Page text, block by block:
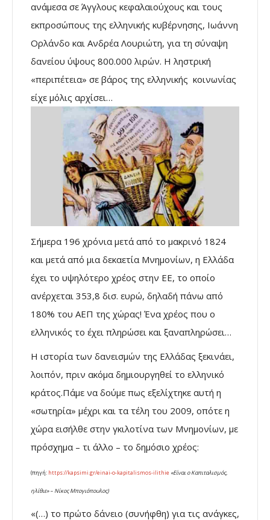
ανάμεσα σε Άγγλους κεφαλαιούχους και τους
εκπροσώπους της ελληνικής κυβέρνησης, Ιωάννη
Ορλάνδο και Ανδρέα Λουριώτη, για τη σύναψη
δανείου ύψους 800.000 λιρών. Η ληστρική
«περιπέτεια» σε βάρος της ελληνικής κοινωνίας
είχε μόλις αρχίσει…
Σήμερα 196 χρόνια μετά από το μακρινό 1824
και μετά από μια δεκαετία Μνημονίων, η Ελλάδα
έχει το υψηλότερο χρέος στην ΕΕ, το οποίο
ανέρχεται 353,8 δισ. ευρώ, δηλαδή πάνω από
180% του ΑΕΠ της χώρας! Ένα χρέος που ο
ελληνικός το έχει πληρώσει και ξαναπληρώσει…
Η ιστορία των δανεισµών της Ελλάδας ξεκινάει,
λοιπόν, πριν ακόµα δηµιουργηθεί το ελληνικό
κράτος.Πάμε να δούμε πως εξελίχτηκε αυτή η
«σωτηρία» μέχρι και τα τέλη του 2009, οπότε η
χώρα εισήλθε στην γκιλοτίνα των Μνημονίων, με
πρόσχημα – τι άλλο – το δημόσιο χρέος:
(πηγή: https://kapsimi.gr/einai-o-kapitalismos-ilithie «Είναι ο Καπιταλισμός,
ηλίθιε» – Νίκος Μπογιόπουλος)
«(…) το πρώτο δάνειο (συνήφθη) για τις ανάγκες,